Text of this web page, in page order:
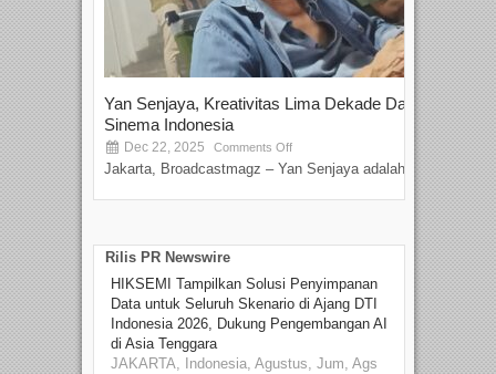
Yan Senjaya, Kreativitas Lima Dekade Dalam
Sinema Indonesia
Dec 22, 2025 Comments Off
Jakarta, Broadcastmagz – Yan Senjaya adalah...
Rilis PR Newswire
HIKSEMI Tampilkan Solusi Penyimpanan
Data untuk Seluruh Skenario di Ajang DTI
Indonesia 2026, Dukung Pengembangan AI
di Asia Tenggara
JAKARTA, Indonesia, Agustus, Jum, Ags